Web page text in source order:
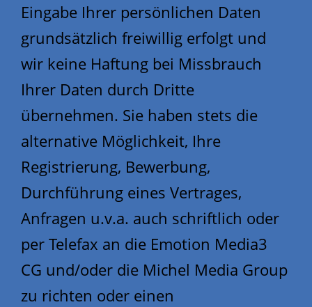
Eingabe Ihrer persönlichen Daten
grundsätzlich freiwillig erfolgt und
wir keine Haftung bei Missbrauch
Ihrer Daten durch Dritte
übernehmen. Sie haben stets die
alternative Möglichkeit, Ihre
Registrierung, Bewerbung,
Durchführung eines Vertrages,
Anfragen u.v.a. auch schriftlich oder
per Telefax an die Emotion Media3
CG und/oder die Michel Media Group
zu richten oder einen